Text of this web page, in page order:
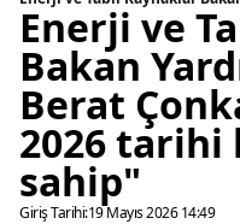
Enerji ve
Bakan
Berat
2026 tarihi
sahip"
Giriş Tarihi:19 Mayıs 2026 14:49